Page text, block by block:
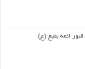
ائمه بقیع (ع)